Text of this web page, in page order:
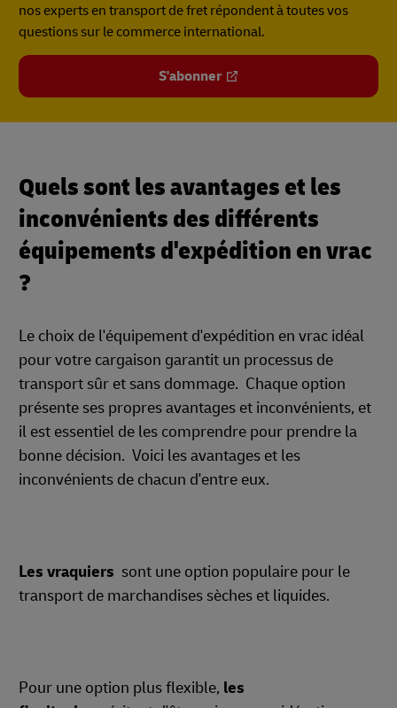
nos experts en transport de fret répondent à toutes vos
questions sur le commerce international.
S'abonner
Quels sont les avantages et les
inconvénients des différents
équipements d'expédition en vrac
?
Le choix de l'équipement d'expédition en vrac idéal
pour votre cargaison garantit un processus de
transport sûr et sans dommage. Chaque option
présente ses propres avantages et inconvénients, et
il est essentiel de les comprendre pour prendre la
bonne décision. Voici les avantages et les
inconvénients de chacun d'entre eux.
Les vraquiers sont une option populaire pour le
transport de marchandises sèches et liquides.
Pour une option plus flexible, les